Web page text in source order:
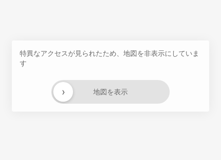
特異なアクセスが見られたため、地図を非表示にしていま
す
地図を表示
›